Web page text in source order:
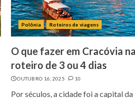
Polônia Roteiros de viagens
O que fazer em Cracóvia
roteiro de 3 ou 4 dias
OUTUBRO 16, 2025 10
Por séculos, a cidade foi a capital da